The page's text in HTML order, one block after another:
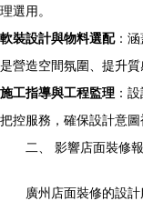
理選用。
軟裝設計與物料選配：涵
是營造空間氛圍、提升質
施工指導與工程監理 ：
把控服務，確保設計意圖
二、 影響店面裝修
廣州店面裝修的設